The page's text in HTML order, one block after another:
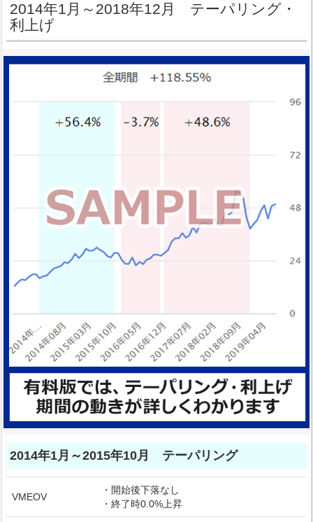
2014年1月～2018年12月 テーパリング・
利上げ
2014年1月～2015年10月 テーパリング
VMEOV
・開始後下落なし
・終了時0.0%上昇